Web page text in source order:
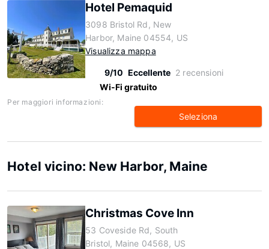
Hotel Pemaquid
3098 Bristol Rd, New
Harbor, Maine 04554, US
Visualizza mappa
9/10 Eccellente 2 recensioni
Wi-Fi gratuito
Per maggiori informazioni:
Seleziona
Hotel vicino: New Harbor, Maine
Christmas Cove Inn
53 Coveside Rd, South
Bristol, Maine 04568, US